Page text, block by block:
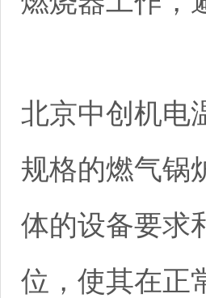
北京中创机电
规格的燃气锅
体的设备要求
位，使其在正